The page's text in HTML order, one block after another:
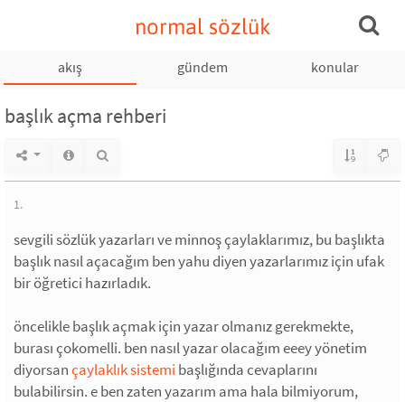
normal sözlük
akış gündem konular
başlık açma rehberi
1.
sevgili sözlük yazarları ve minnoş çaylaklarımız, bu başlıkta
başlık nasıl açacağım ben yahu diyen yazarlarımız için ufak
bir öğretici hazırladık.
öncelikle başlık açmak için yazar olmanız gerekmekte,
burası çokomelli. ben nasıl yazar olacağım eeey yönetim
diyorsançaylaklık sistemi başlığında cevaplarını
bulabilirsin. e ben zaten yazarım ama hala bilmiyorum,